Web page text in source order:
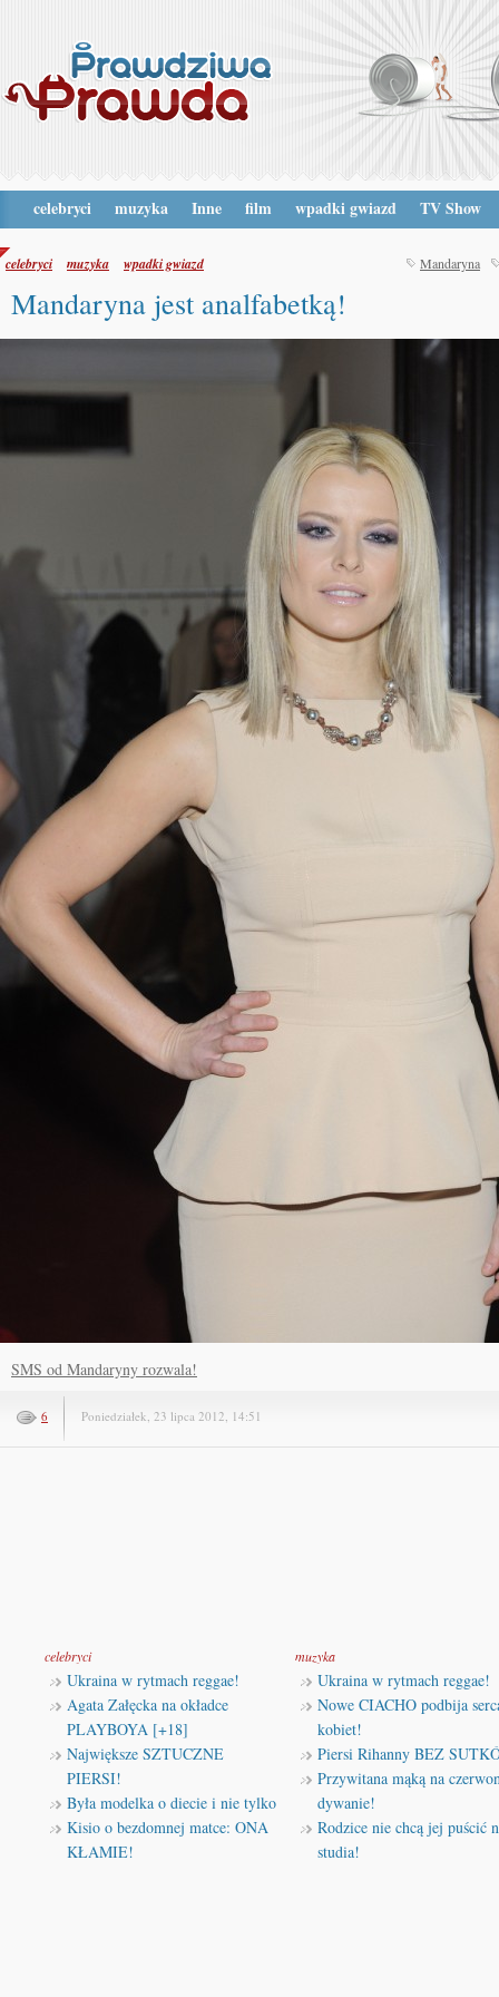
celebryci muzyka Inne film wpadki gwiazd TV Show
celebryci muzyka wpadki gwiazd Mandaryna
Mandaryna jest analfabetką!
SMS od Mandaryny rozwala!
6 Poniedziałek, 23 lipca 2012, 14:51
celebryci
Ukraina w rytmach reggae!
Agata Załęcka na okładce
PLAYBOYA [+18]
Największe SZTUCZNE
PIERSI!
Była modelka o diecie i nie tylko
Kisio o bezdomnej matce: ONA
KŁAMIE!
muzyka
Ukraina w rytmach reggae!
Nowe CIACHO podbija
kobiet!
Piersi Rihanny BEZ
Przywitana mąką na
dywanie!
Rodzice nie chcą jej puścić
studia!